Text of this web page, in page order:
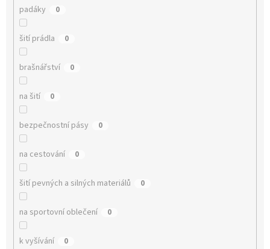
padáky 0
šití prádla 0
brašnářství 0
na šití 0
bezpečnostní pásy 0
na cestování 0
šití pevných a silných materiálů 0
na sportovní oblečení 0
k vyšívání 0